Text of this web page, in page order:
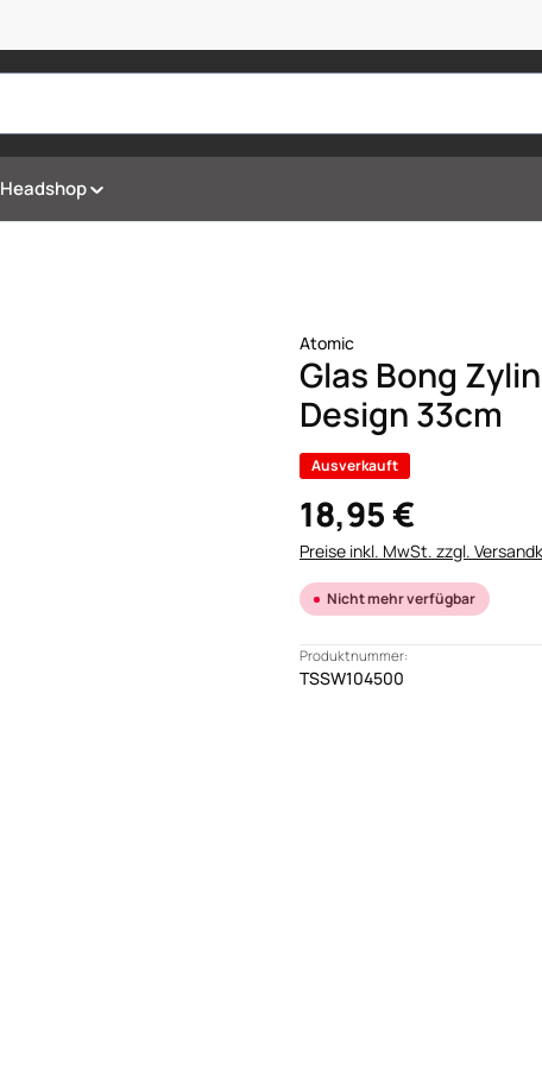
Headshop
Atomic
Glas Bong
Design 33cm
Ausverkauft
18,95 €
Preise inkl. MwSt. zzgl.
Nicht mehr verfügbar
Produktnummer:
TSSW104500